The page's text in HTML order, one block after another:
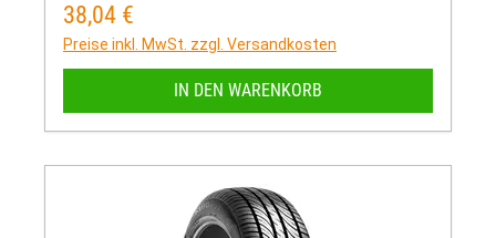
Regulärer Preis:
38,04 €
Preise inkl. MwSt. zzgl. Versandkosten
IN DEN WARENKORB